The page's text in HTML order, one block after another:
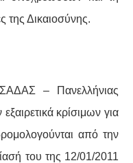
της Δικαιοσύνης.
– Πανελλήνιας
κρίσιμων για
από την
του της 12/01/2011